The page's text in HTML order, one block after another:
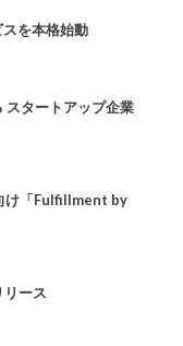
を本格始動
スタートアップ企業
け「Fulfillment by
リース